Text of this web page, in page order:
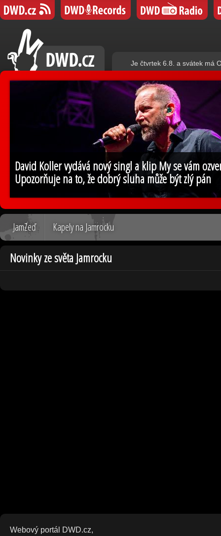
Je čtvrtek 6.8. a svátek má
David Koller vydává nový singl a klip My se vám
Upozorňuje na to, že dobrý sluha může být zlý pán
JamZeď Kapely na Jamrocku
Novinky ze světa Jamrocku
Webový portál DWD.cz,